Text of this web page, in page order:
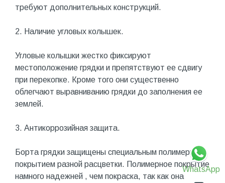
WhatsApp
требуют дополнительных конструкций.
2. Наличие угловых колышек.
Угловые колышки жестко фиксируют
местоположение грядки и препятствуют ее сдвигу
при перекопке. Кроме того они существенно
облегчают выравниванию грядки до заполнения ее
землей.
3. Антикоррозийная защита.
Борта грядки защищены специальным полимерным
покрытием разной расцветки. Полимерное покрытие
намного надежней , чем покраска, так как она